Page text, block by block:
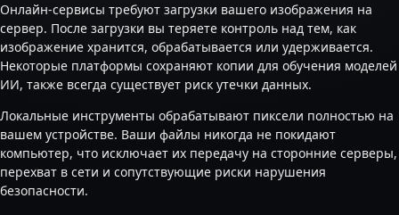
Онлайн-сервисы требуют загрузки вашего изображения на
сервер. После загрузки вы теряете контроль над тем, как
изображение хранится, обрабатывается или удерживается.
Некоторые платформы сохраняют копии для обучения моделей
ИИ, также всегда существует риск утечки данных.
Локальные инструменты обрабатывают пиксели полностью на
вашем устройстве. Ваши файлы никогда не покидают
компьютер, что исключает их передачу на сторонние серверы,
перехват в сети и сопутствующие риски нарушения
безопасности.